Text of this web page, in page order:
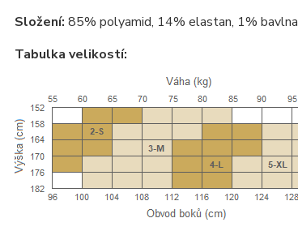
Složení: 85% polyamid, 14% elastan, 1% bavlna
Tabulka velikostí: